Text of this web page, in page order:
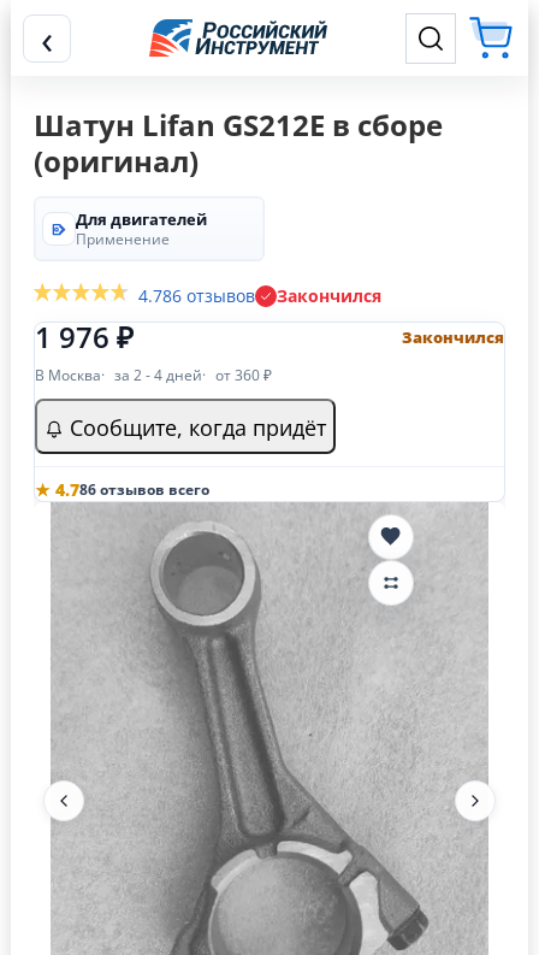
‹
Шатун Lifan GS212E в сборе
(оригинал)
Для двигателей
Применение
4.786 отзывов Закончился
1 976 ₽ Закончился
В Москва за 2 - 4 дней от 360 ₽
Сообщите, когда придёт
★ 4.786 отзывов всего